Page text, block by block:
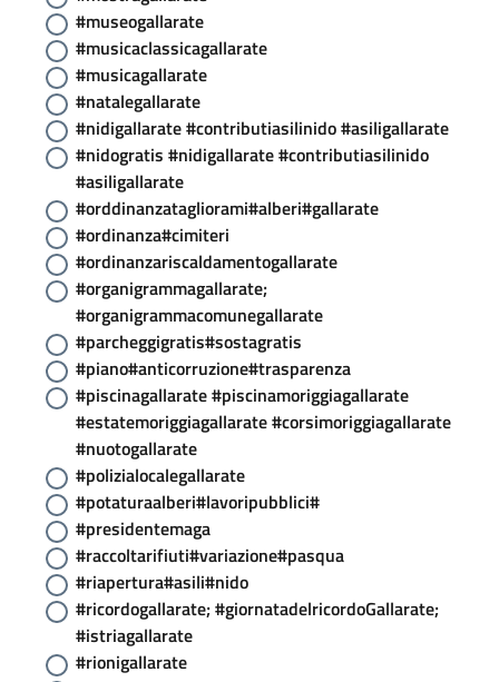
#museogallarate
#musicaclassicagallarate
#musicagallarate
#natalegallarate
#nidigallarate #contributiasilinido #asiligallarate
#nidogratis #nidigallarate #contributiasilinido
#asiligallarate
#orddinanzatagliorami#alberi#gallarate
#ordinanza#cimiteri
#ordinanzariscaldamentogallarate
#organigrammagallarate;
#organigrammacomunegallarate
#parcheggigratis#sostagratis
#piano#anticorruzione#trasparenza
#piscinagallarate #piscinamoriggiagallarate
#estatemoriggiagallarate #corsimoriggiagallarate
#nuotogallarate
#polizialocalegallarate
#potaturaalberi#lavoripubblici#
#presidentemaga
#raccoltarifiuti#variazione#pasqua
#riapertura#asili#nido
#ricordogallarate; #giornatadelricordoGallarate;
#istriagallarate
#rionigallarate